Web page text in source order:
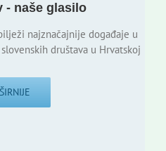
- naše glasilo
najznačajnije događaje u
društava u Hrvatskoj